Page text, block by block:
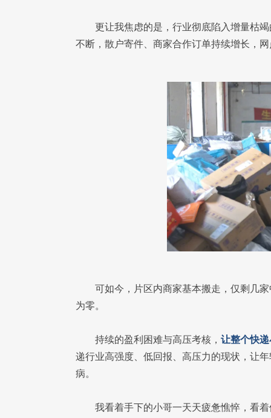
更让我焦虑的是，行业彻底陷入增量枯
不断，散户寄件、商家合作订单持续增长，
可如今，片区内商家基本搬走，仅剩几
为零。
持续的盈利困难与高压考核， 让整个快
递行业高强度、低回报、高压力的现状，让
病。
我看着手下的小哥一天天疲惫憔悴，看